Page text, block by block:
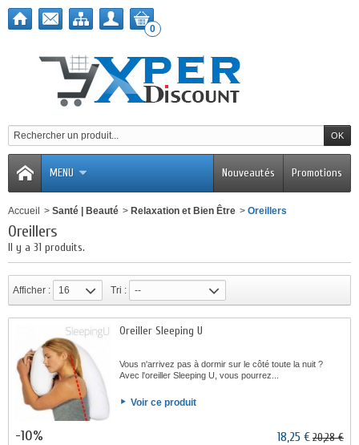
0
MENU Promotions
Nouveautés
Accueil > Santé | Beauté > Relaxation et Bien Être > Oreillers
Oreillers
Il y a 31 produits.
Afficher : 16 Tri : --
Oreiller Sleeping U
Vous n'arrivez pas à dormir sur le côté toute la nuit ?
Avec l'oreiller Sleeping U, vous pourrez...
Voir ce produit
-10% 18,25 €20,28 €